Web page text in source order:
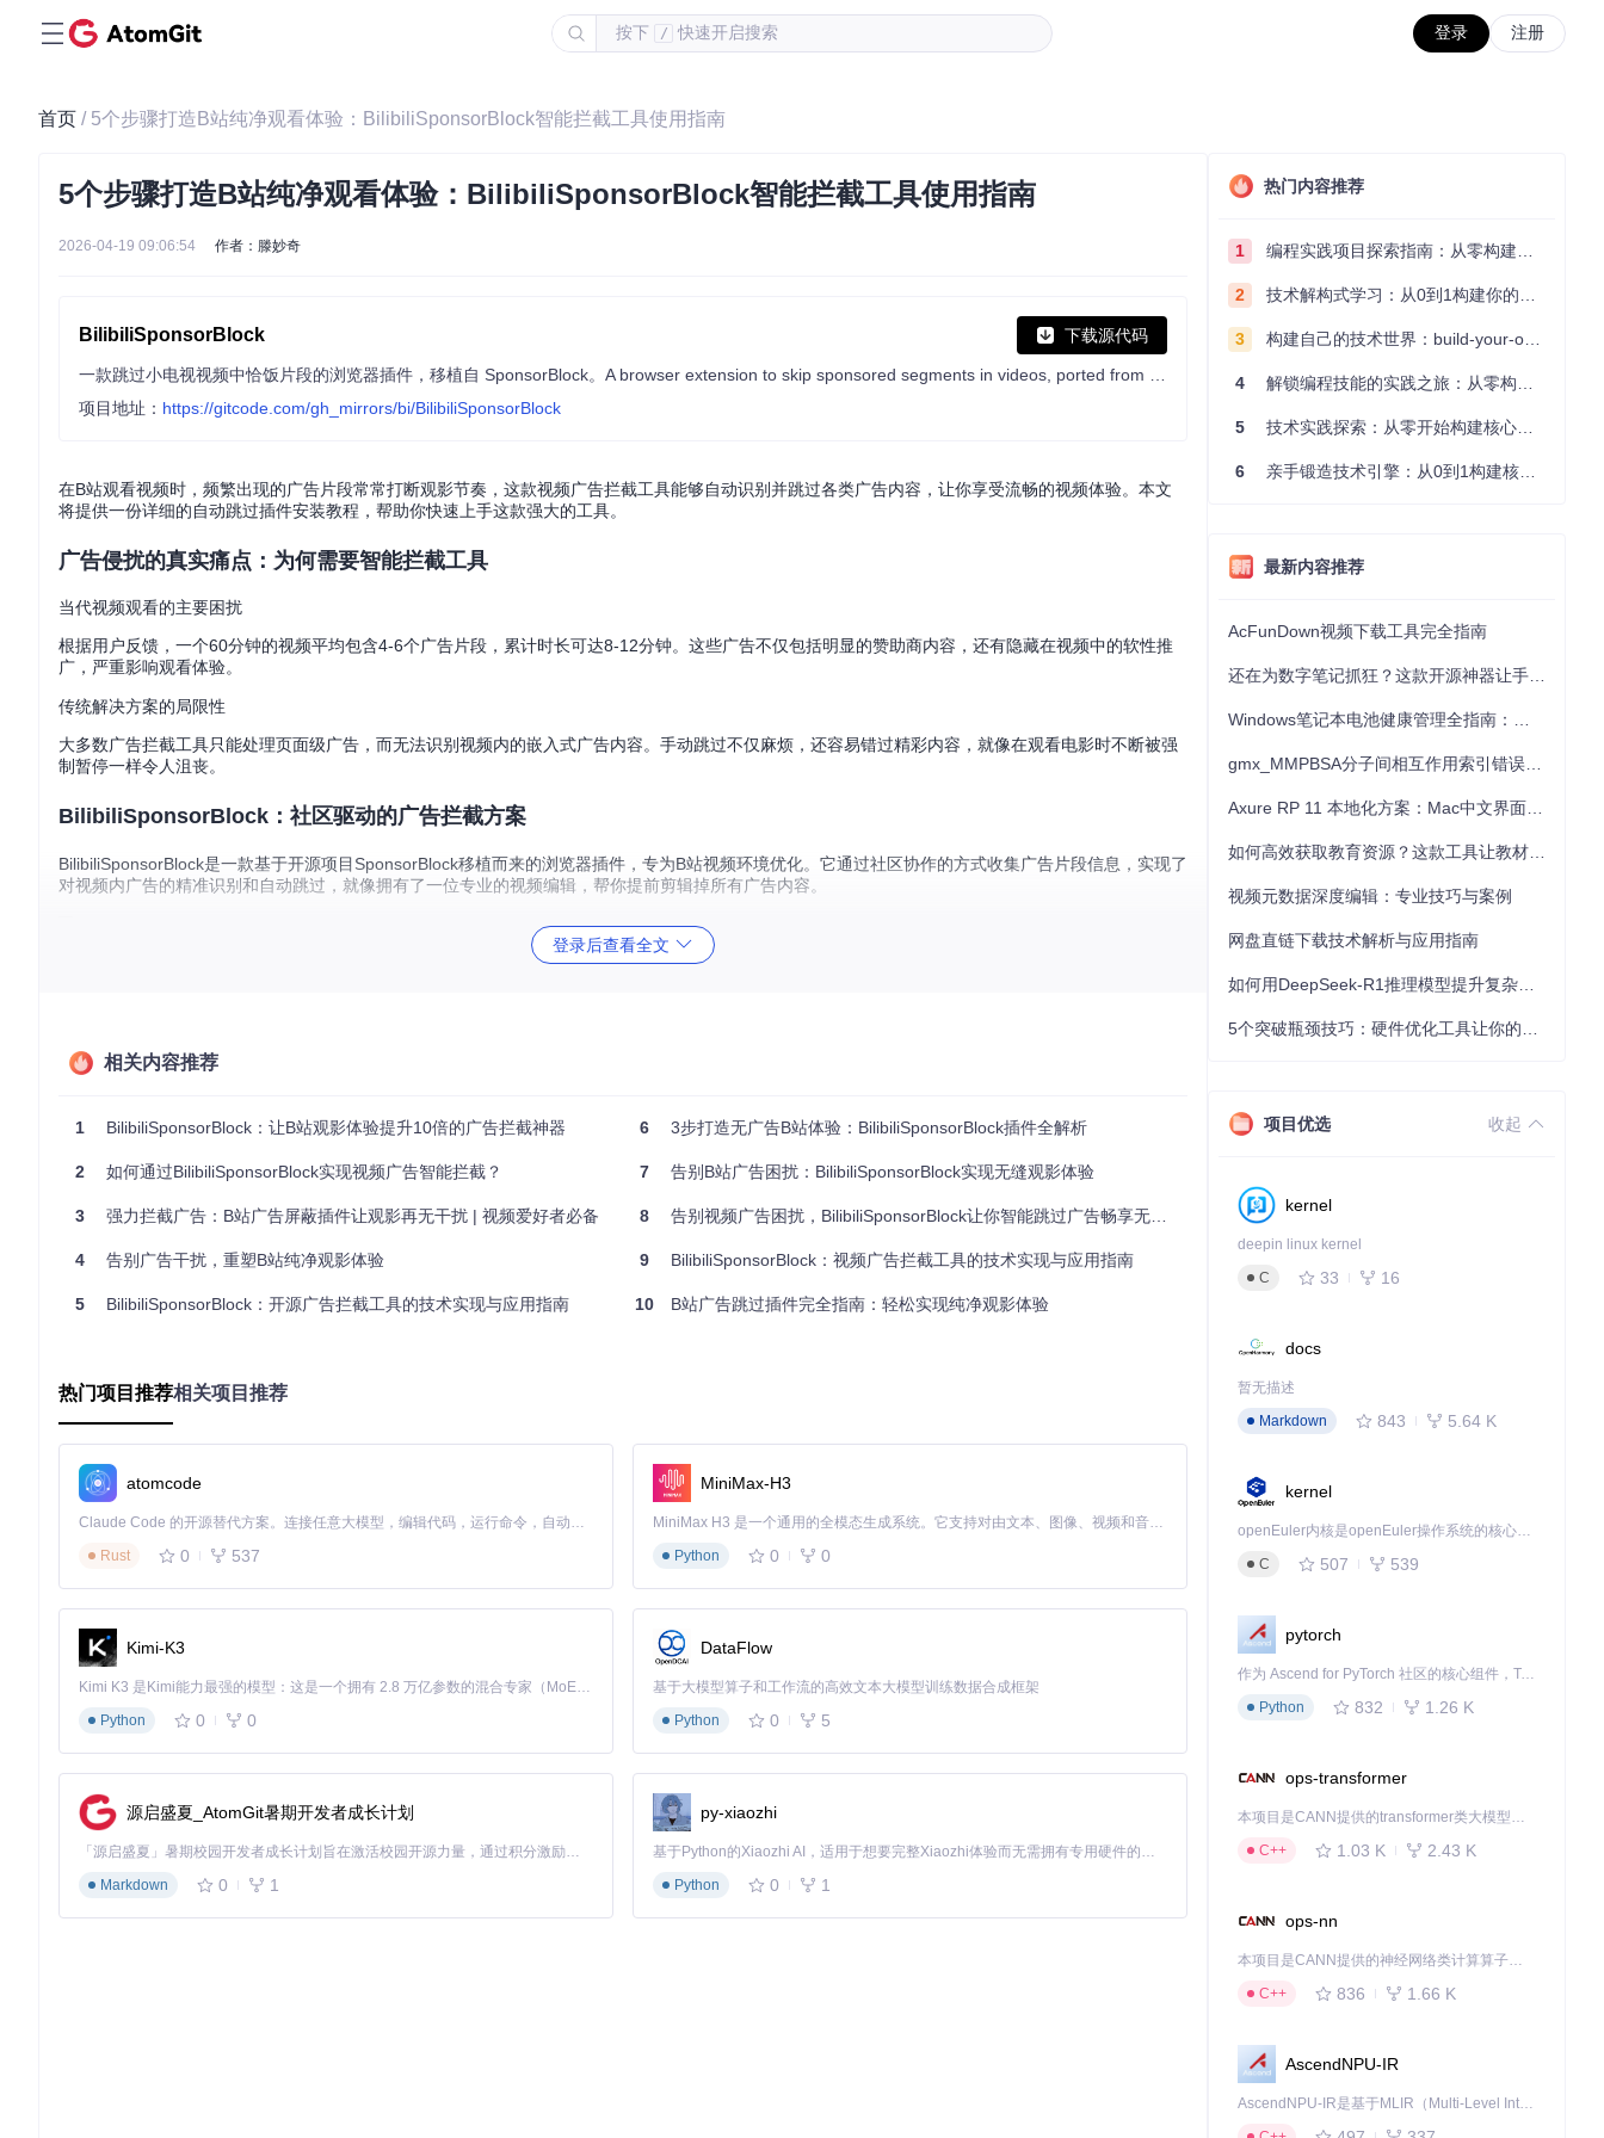
按下 / 快速开启搜索 登录 注册
首页 / 5个步骤打造B站纯净观看体验：BilibiliSponsorBlock智能拦截工具使用指南
5个步骤打造B站纯净观看体验：BilibiliSponsorBlock智能拦截工具使用指南
2026-04-19 09:06:54 作者：滕妙奇
BilibiliSponsorBlock 下载源代码
项目地址： https://gitcode.com/gh_mirrors/bi/BilibiliSponsorBlock
在B站观看视频时，频繁出现的广告片段常常打断观影节奏，这款视频广告拦截工具能够自动识别并跳过各类广告内容，让你享受流畅的视频体验。本文
将提供一份详细的自动跳过插件安装教程，帮助你快速上手这款强大的工具。
广告侵扰的真实痛点：为何需要智能拦截工具
当代视频观看的主要困扰
根据用户反馈，一个60分钟的视频平均包含4-6个广告片段，累计时长可达8-12分钟。这些广告不仅包括明显的赞助商内容，还有隐藏在视频中的软性推
广，严重影响观看体验。
传统解决方案的局限性
大多数广告拦截工具只能处理页面级广告，而无法识别视频内的嵌入式广告内容。手动跳过不仅麻烦，还容易错过精彩内容，就像在观看电影时不断被强
制暂停一样令人沮丧。
BilibiliSponsorBlock：社区驱动的广告拦截方案
BilibiliSponsorBlock是一款基于开源项目SponsorBlock移植而来的浏览器插件，专为B站视频环境优化。它通过社区协作的方式收集广告片段信息，实现了
对视频内广告的精准识别和自动跳过，就像拥有了一位专业的视频编辑，帮你提前剪辑掉所有广告内容。
低资源占用：轻量化设计，不影响浏览器性能和视频加载速度
广告拦截技术原理
BilibiliSponsorBlock的工作原理类似于视频内容分析系统，通过以下步骤实现广告拦截：
视频ID识别 ：当用户打开B站视频时，插件自动获取视频ID
片段数据库查询：根据视频ID从社区数据库获取广告片段信息
播放位置监控：实时跟踪视频播放进度
：当播放到广告片段时，自动跳转到广告结束位置
识别方式
规则匹配
更新机制
固定规则库
实时社区更新
资源占用
较高
零基础上手全流程：从安装到使用
准备工作
在开始安装前，请确保你的浏览器是以下支持的类型之一：
Google Chrome 88+
Mozilla Firefox 85+
你可以通过以下方式获取插件：
登录后查看全文
相关内容推荐
1 BilibiliSponsorBlock：让B站观影体验提升10倍的广告拦截神器
2 如何通过BilibiliSponsorBlock实现视频广告智能拦截？
3 强力拦截广告：B站广告屏蔽插件让观影再无干扰 | 视频爱好者必备
4 告别广告干扰，重塑B站纯净观影体验
5 BilibiliSponsorBlock：开源广告拦截工具的技术实现与应用指南
6 3步打造无广告B站体验：BilibiliSponsorBlock插件全解析
7 告别B站广告困扰：BilibiliSponsorBlock实现无缝观影体验
8 告别视频广告困扰，BilibiliSponsorBlock让你智能跳过广告畅享无缝观影
9 BilibiliSponsorBlock：视频广告拦截工具的技术实现与应用指南
10 B站广告跳过插件完全指南：轻松实现纯净观影体验
热门项目推荐相关项目推荐
atomcode
Claude Code 的开源替代方案。连接任意大模型，编辑代码，运行命令，自动验证 — 全自动执行。用 Rust 构建，极致性能。 ｜ An open-source alternative to Claude Code. Connect any LLM, edit code, run commands, and verify changes — autonomously. Built in Rust for speed. Get Started
Rust
0 537
MiniMax-H3
MiniMax H3 是一个通用的全模态生成系统。它支持对由文本、图像、视频和音频组成的多模态上下文进行统一理解，并能生成分辨率高达 2K、时长可达 15 秒的带原生立体声音频的视频。得益于面向任务泛化的系统设计，H3 在预训练阶段就已具备广泛的多模态上下文理解与生成能力，能够出色地执行复杂的多模态指令。
Python
0 0
Kimi-K3
Kimi K3 是Kimi能力最强的模型：这是一个拥有 2.8 万亿参数的混合专家（MoE）模型，具备原生视觉理解能力，并支持 100 万 token 的上下文窗口。
Python
0 0
DataFlow
基于大模型算子和工作流的高效文本大模型训练数据合成框架
Python
0 5
源启盛夏_AtomGit暑期开发者成长计划
「源启盛夏」暑期校园开发者成长计划旨在激活校园开源力量，通过积分激励、认证扶持、资源倾斜等形式，引导高校组织和开发者完成「入驻 — 建项目 — 做贡献 — 获认证 — 得资源」的完整闭环。无论你是想带领社团入驻平台的组织者，还是希望用代码贡献证明自己的开发者，都能在这里找到属于你的成长路径。
Markdown
0 1
py-xiaozhi
基于Python的Xiaozhi AI，适用于想要完整Xiaozhi体验而无需拥有专用硬件的用户。
Python
0 1
热门内容推荐
1 编程实践项目探索指南：从零构建技术能力体系
2 技术解构式学习：从0到1构建你的编程知识体系
3 构建自己的技术世界：build-your-own-x项目的实践探索指南
4 解锁编程技能的实践之旅：从零构建你的技术世界
5 技术实践探索：从零开始构建核心系统的实践指南
6 亲手锻造技术引擎：从0到1构建核心系统的实践指南
最新内容推荐
AcFunDown视频下载工具完全指南
视频元数据深度编辑：专业技巧与案例
网盘直链下载技术解析与应用指南
项目优选 收起
kernel
deepin linux kernel
C
33 16
docs
暂无描述
Markdown
843 5.64 K
kernel
openEuler内核是openEuler操作系统的核心，既是系统性能与稳定性的基石，也是连接处理器、设备与服务的桥梁。
C
507 539
pytorch
作为 Ascend for PyTorch 社区的核心组件，TorchNPU 是昇腾专为 PyTorch 打造的深度学习适配插件，使 PyTorch 框架能够直接调用昇腾 NPU，为开发者提供昇腾 AI 处理器的超强算力。
Python
832 1.26 K
ops-transformer
本项目是CANN提供的transformer类大模型算子库，实现网络在NPU上加速计算。
C++
1.03 K 2.43 K
ops-nn
本项目是CANN提供的神经网络类计算算子库，实现网络在NPU上加速计算。
C++
836 1.66 K
AscendNPU-IR
AscendNPU-IR是基于MLIR（Multi-Level Intermediate Representation）构建的，面向昇腾亲和算子编译时使用的中间表示，提供昇腾完备表达能力，通过编译优化提升昇腾AI处理器计算效率，支持通过生态框架使能昇腾AI处理器与深度调优